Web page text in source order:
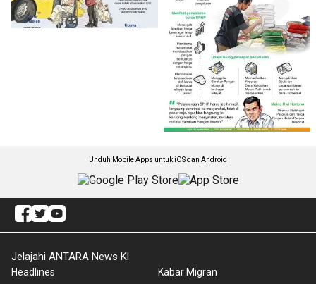
Unduh Mobile Apps untuk iOS dan Android
Jelajahi ANTARA News Kl
Headlines
Kabar Migran